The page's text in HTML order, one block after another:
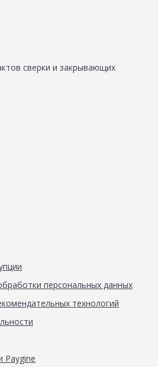
сверки и закрывающих
персональных данных
технологий
Paygine